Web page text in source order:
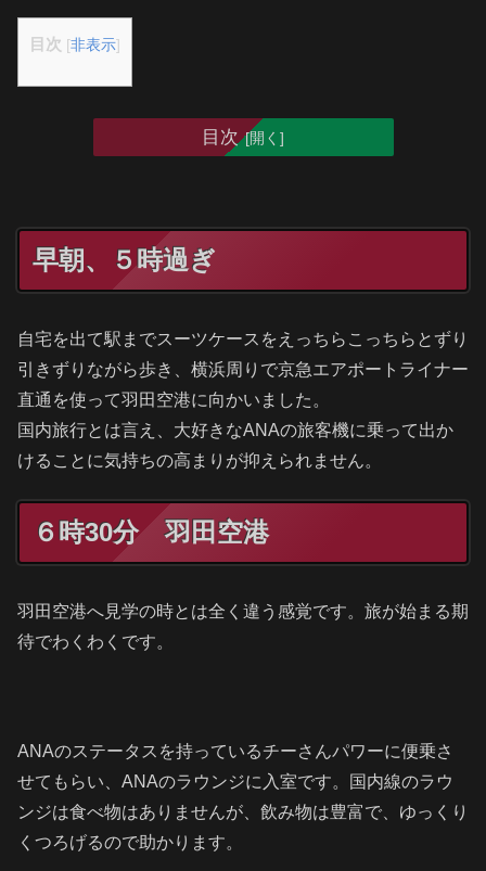
目次 [非表示]
目次
早朝、５時過ぎ
自宅を出て駅までスーツケースをえっちらこっちらとずり
引きずりながら歩き、横浜周りで京急エアポートライナー
直通を使って羽田空港に向かいました。
国内旅行とは言え、大好きなANAの旅客機に乗って出か
けることに気持ちの高まりが抑えられません。
６時30分 羽田空港
羽田空港へ見学の時とは全く違う感覚です。旅が始まる期
待でわくわくです。
ANAのステータスを持っているチーさんパワーに便乗さ
せてもらい、ANAのラウンジに入室です。国内線のラウ
ンジは食べ物はありませんが、飲み物は豊富で、ゆっくり
くつろげるので助かります。